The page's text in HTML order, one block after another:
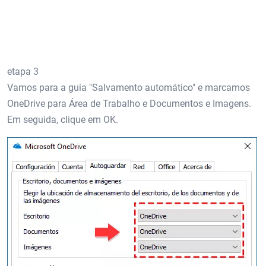
etapa 3
Vamos para a guia "Salvamento automático" e marcamos
OneDrive para Área de Trabalho e Documentos e Imagens.
Em seguida, clique em OK.